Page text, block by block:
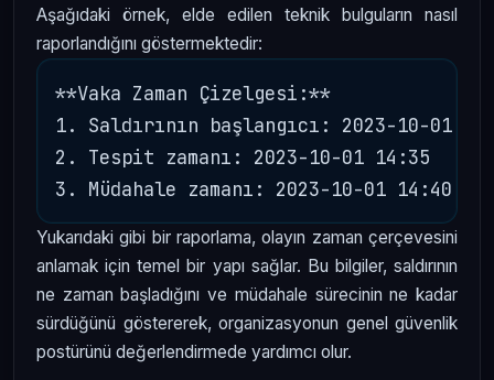
Aşağıdaki örnek, elde edilen teknik bulguların nasıl
raporlandığını göstermektedir:
**Vaka Zaman Çizelgesi:**
1. Saldırının başlangıcı: 2023-10-01
2. Tespit zamanı: 2023-10-01 14:35
Yukarıdaki gibi bir raporlama, olayın zaman çerçevesini
anlamak için temel bir yapı sağlar. Bu bilgiler, saldırının
ne zaman başladığını ve müdahale sürecinin ne kadar
sürdüğünü göstererek, organizasyonun genel güvenlik
postürünü değerlendirmede yardımcı olur.